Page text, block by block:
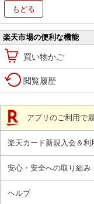
もどる
楽天市場の便利な機能
買い物かご
閲覧履歴
アプリのご利用で
楽天カード新規入会＆利
安心・安全への取り組み
ヘルプ